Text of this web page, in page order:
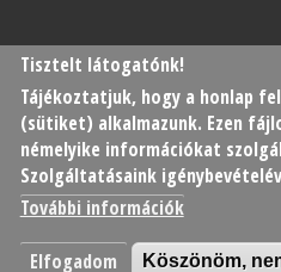
Tisztelt látogatónk!
Tájékoztatjuk, hogy a honlap
(sütiket) alkalmazunk. Ezen
némelyike információkat
Szolgáltatásaink
További információk
Elfogadom Köszönöm,